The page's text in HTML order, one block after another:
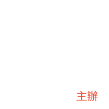
主辦